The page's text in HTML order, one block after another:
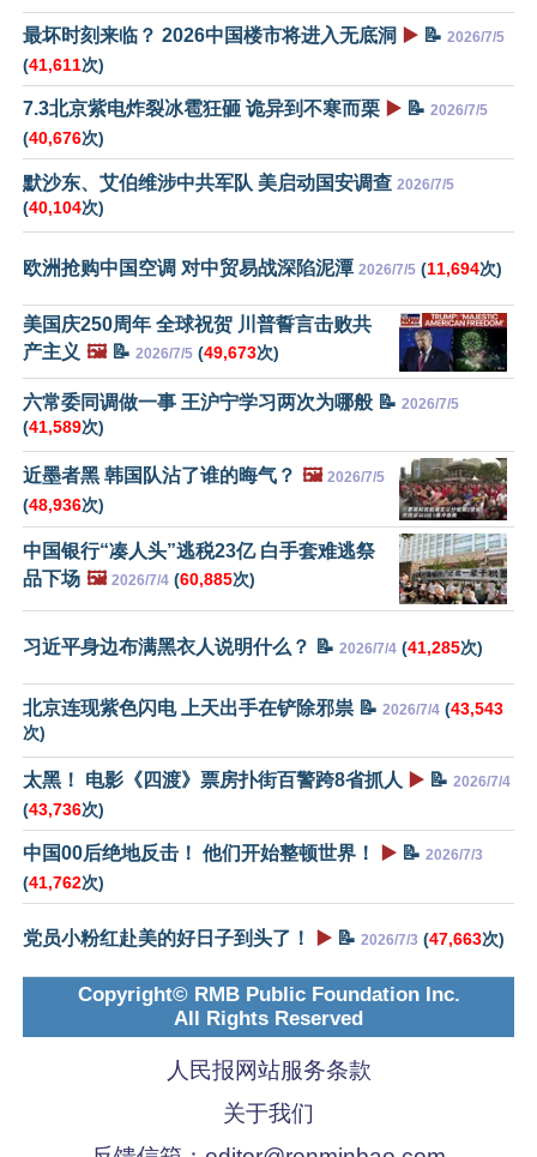
最坏时刻来临？ 2026中国楼市将进入无底洞 ▶️ 📝 2026/7/5
(41,611次)
7.3北京紫电炸裂冰雹狂砸 诡异到不寒而栗 ▶️ 📝 2026/7/5
(40,676次)
默沙东、艾伯维涉中共军队 美启动国安调查 2026/7/5
(40,104次)
欧洲抢购中国空调 对中贸易战深陷泥潭 2026/7/5 (11,694次)
美国庆250周年 全球祝贺 川普誓言击败共
产主义 🖼️📝 2026/7/5 (49,673次)
六常委同调做一事 王沪宁学习两次为哪般 📝 2026/7/5
(41,589次)
近墨者黑 韩国队沾了谁的晦气？ 🖼️ 2026/7/5
(48,936次)
中国银行“凑人头”逃税23亿 白手套难逃祭
品下场 🖼️ 2026/7/4 (60,885次)
习近平身边布满黑衣人说明什么？ 📝 2026/7/4 (41,285次)
北京连现紫色闪电 上天出手在铲除邪祟 📝 2026/7/4 (43,543
次)
太黑！ 电影《四渡》票房扑街百警跨8省抓人 ▶️ 📝 2026/7/4
(43,736次)
中国00后绝地反击！ 他们开始整顿世界！ ▶️ 📝 2026/7/3
(41,762次)
党员小粉红赴美的好日子到头了！ ▶️ 📝 2026/7/3 (47,663次)
Copyright© RMB Public Foundation Inc.
All Rights Reserved
人民报网站服务条款
关于我们